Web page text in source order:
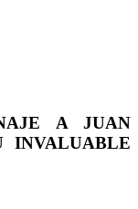
A JUAN
INVALUABLE